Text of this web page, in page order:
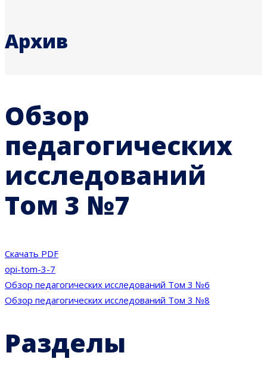
Архив
Обзор
педагогических
исследований
Том 3 №7
Скачать PDF
opi-tom-3-7
Навигация
по
записям
Обзор педагогических исследований Том 3 №6
Обзор педагогических исследований Том 3 №8
Разделы